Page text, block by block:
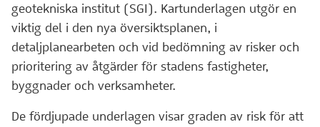
geotekniska institut (SGI). Kartunderlagen utgör en
viktig del i den nya översiktsplanen, i
detaljplanearbeten och vid bedömning av risker och
prioritering av åtgärder för stadens fastigheter,
byggnader och verksamheter.
De fördjupade underlagen visar graden av risk för att